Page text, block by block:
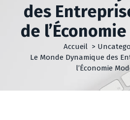
des
de
Accueil >
Le Monde Dynamique des
l’Économie